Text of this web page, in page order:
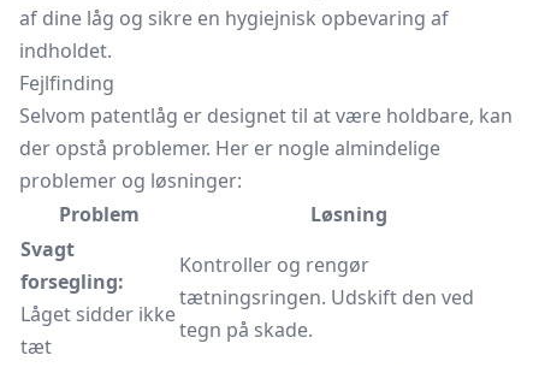
af dine låg og sikre en hygiejnisk opbevaring af
indholdet.
Fejlfinding
Selvom patentlåg er designet til at være holdbare, kan
der opstå problemer. Her er nogle almindelige
problemer og løsninger:
Problem
Løsning
Svagt
forsegling:
Låget sidder ikke
tæt
Kontroller og rengør
tætningsringen. Udskift den ved
tegn på skade.